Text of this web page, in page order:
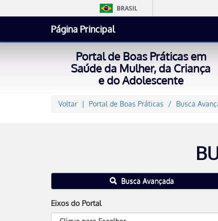
BRASIL
Página Principal
Portal de Boas Práticas em
Saúde da Mulher, da Criança
e do Adolescente
Voltar Portal de Boas Práticas Busca
Busca Avançada
Eixos do Portal